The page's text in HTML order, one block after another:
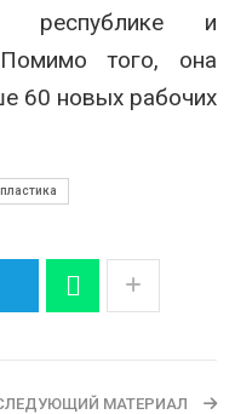
республике и
того, она
60 новых рабочих
МАТЕРИАЛ